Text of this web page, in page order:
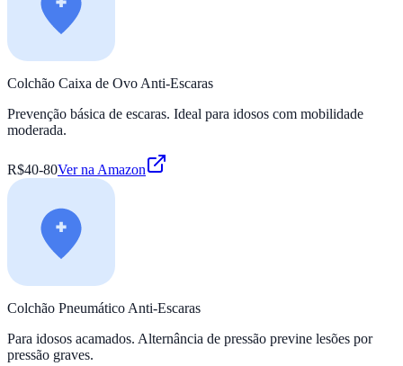
Colchão Caixa de Ovo Anti-Escaras
Prevenção básica de escaras. Ideal para idosos com mobilidade
moderada.
R$40-80Ver na Amazon
Colchão Pneumático Anti-Escaras
Para idosos acamados. Alternância de pressão previne lesões por
pressão graves.